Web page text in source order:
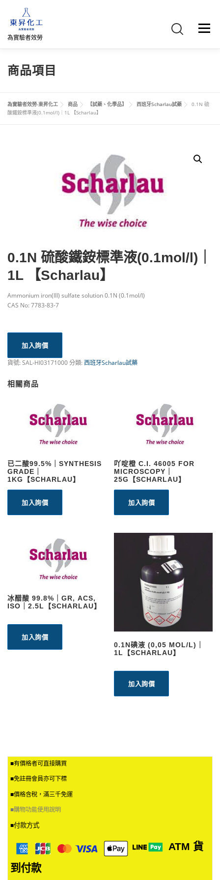
為實驗者效勞
選單
首頁 關於我們
網路商店 直購專區 詢價車、購物車/會員
商品項目
為實驗者效勞-東昇化工 商品 【試藥、化學品】 西班牙Scharlau試藥
0.1N 硫
酸鐵銨標準液(0.1mol/l)｜1L 【Scharlau】
0.1N 硫酸鐵銨標準液(0.1mol/l)｜
1L 【Scharlau】
Ammonium iron(III) sulfate solution 0.1N (0.1mol/l)
CAS No: 7783-83-7
加入詢價
貨號:SAL-HI03171000分類:西班牙Scharlau試藥
相關商品
已二酸99.5%｜SYNTHESIS
GRADE｜
1KG【SCHARLAU】
加入詢價
吖啶橙 C.I. 46005 FOR
MICROSCOPY｜
25G【SCHARLAU】
加入詢價
冰醋酸 99.8%｜GR, ACS,
ISO｜2.5L【SCHARLAU】
加入詢價
0.1N碘液 (0,05 MOL/L)｜
1L【SCHARLAU】
加入詢價
■有價格者可直接購買
■免註冊會員亦可下標
■價格含稅，滿三千免運
■購物功能使用說明
■付款方式
ATM 貨
到付款